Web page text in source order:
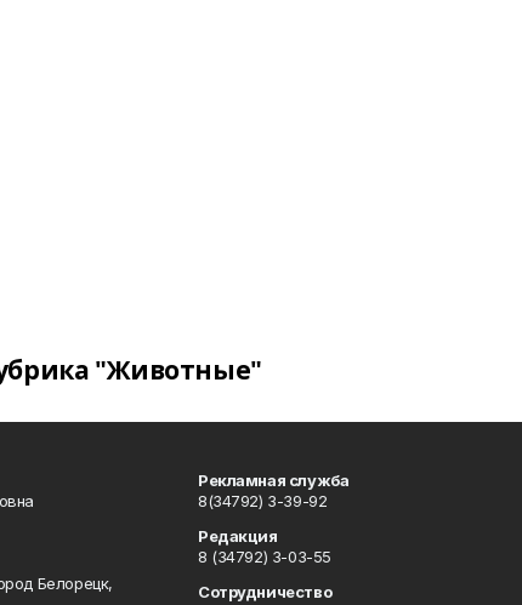
"Животные"
Белорецк,
Рекламная служба
8(34792) 3-39-92
Редакция
8 (34792) 3-03-55
Сотрудничество